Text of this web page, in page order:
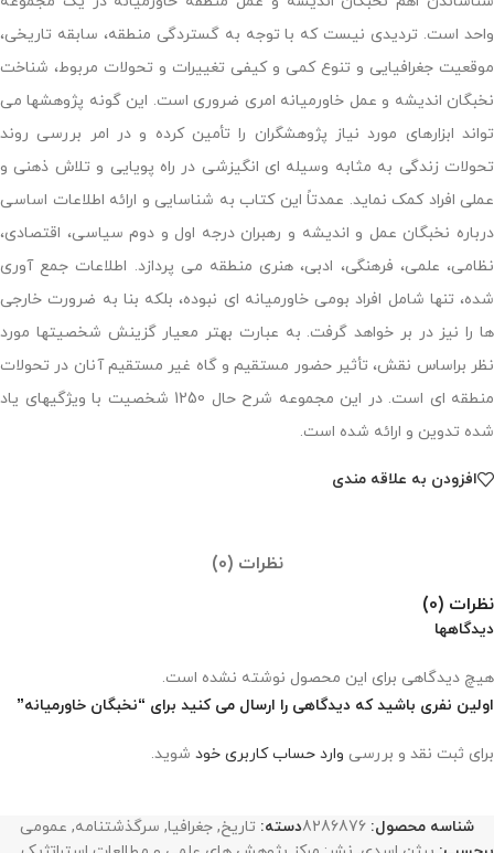
واحد است. تردیدی نیست که با توجه به گستردگی منطقه، سابقه تاریخی،
موقعیت جغرافیایی و تنوع کمی و کیفی تغییرات و تحولات مربوط، شناخت
نخبگان اندیشه و عمل خاورمیانه امری ضروری است. این گونه پژوهشها می
تواند ابزارهای مورد نیاز پژوهشگران را تأمین کرده و در امر بررسی روند
تحولات زندگی به مثابه وسیله ای انگیزشی در راه پویایی و تلاش ذهنی و
عملی افراد کمک نماید. عمدتاً این کتاب به شناسایی و ارائه اطلاعات اساسی
درباره نخبگان عمل و اندیشه و رهبران درجه اول و دوم سیاسی، اقتصادی،
نظامی، علمی، فرهنگی، ادبی، هنری منطقه می پردازد. اطلاعات جمع آوری
شده، تنها شامل افراد بومی خاورمیانه ای نبوده، بلکه بنا به ضرورت خارجی
ها را نیز در بر خواهد گرفت. به عبارت بهتر معیار گزینش شخصیتها مورد
نظر براساس نقش، تأثیر حضور مستقیم و گاه غیر مستقیم آنان در تحولات
منطقه ای است. در این مجموعه شرح حال 1250 شخصیت با ویژگیهای یاد
شده تدوین و ارائه شده است.
افزودن به علاقه مندی
نظرات (0)
نظرات (0)
دیدگاهها
هیچ دیدگاهی برای این محصول نوشته نشده است.
اولین نفری باشید که دیدگاهی را ارسال می کنید برای “نخبگان خاورمیانه”
برای ثبت نقد و بررسی وارد حساب کاربری خود شوید.
شناسه محصول: 8286876دسته: تاریخ, جغرافیا, سرگذشتنامه, عمومی